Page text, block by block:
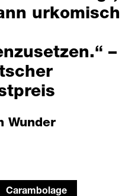
urkomisch
–
Wunder
Carambolage